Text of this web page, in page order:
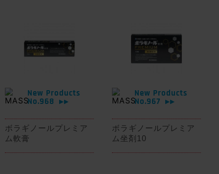
New Products
No.968
▶▶
ボラギノールプレミア
ム軟膏
New Products
No.967
▶▶
ボラギノールプレミア
ム坐剤10